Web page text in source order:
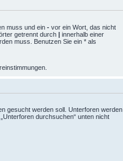
muss und ein - vor ein Wort, das nicht
getrennt durch | innerhalb einer
muss. Benutzen Sie ein * als
gesucht werden soll. Unterforen werden
durchsuchen“ unten nicht